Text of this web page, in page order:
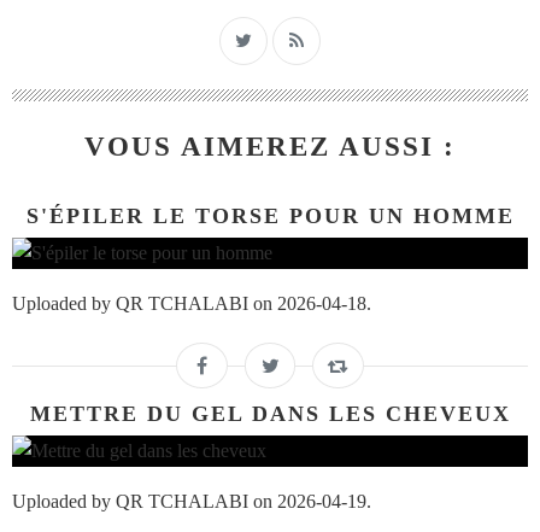
VOUS AIMEREZ AUSSI :
S'ÉPILER LE TORSE POUR UN HOMME
Uploaded by QR TCHALABI on 2026-04-18.
METTRE DU GEL DANS LES CHEVEUX
Uploaded by QR TCHALABI on 2026-04-19.